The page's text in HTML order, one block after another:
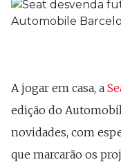
A jogar em casa, a
edição do
novidades, com
que marcarão os